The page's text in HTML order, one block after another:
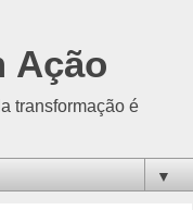
Ação
transformação é
▼